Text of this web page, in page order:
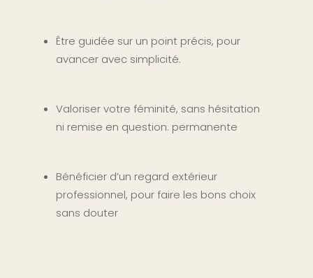
Être guidée sur un point précis, pour
avancer avec simplicité.
Valoriser votre féminité, sans hésitation
ni remise en question. permanente
Bénéficier d’un regard extérieur
professionnel, pour faire les bons choix
sans douter